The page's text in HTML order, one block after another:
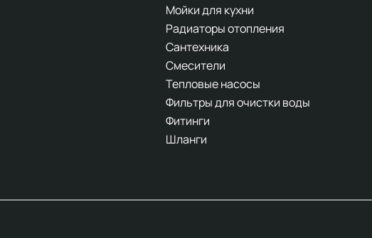
Мойки для кухни
Радиаторы отопления
Сантехника
Смесители
Тепловые насосы
Фильтры для очистки воды
Фитинги
Шланги